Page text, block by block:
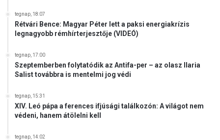
tegnap, 18:07
Rétvári Bence: Magyar Péter lett a paksi energiakrízis
legnagyobb rémhírterjesztője (VIDEÓ)
tegnap, 17:00
Szeptemberben folytatódik az Antifa-per – az olasz Ilaria
Salist továbbra is mentelmi jog védi
tegnap, 15:31
XIV. Leó pápa a ferences ifjúsági találkozón: A világot nem
védeni, hanem átölelni kell
tegnap, 14:02